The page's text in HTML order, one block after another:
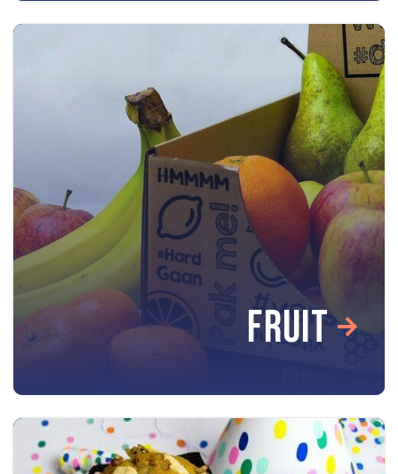
FRUIT